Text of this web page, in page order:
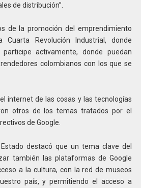
de distribución”.
de la promoción del emprendimiento
Revolución Industrial, donde
activamente, donde puedan
colombianos con los que se
internet de las cosas y las tecnologías
otros de los temas tratados por el
de Google.
destacó que un tema clave del
también las plataformas de Google
a la cultura, con la red de museos
país, y permitiendo el acceso a